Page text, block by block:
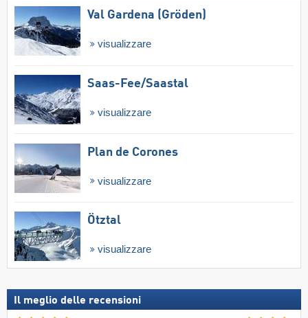
Val Gardena (Gröden)
visualizzare
Saas-Fee/​Saastal
visualizzare
Plan de Corones
visualizzare
Ötztal
visualizzare
Il meglio delle recensioni